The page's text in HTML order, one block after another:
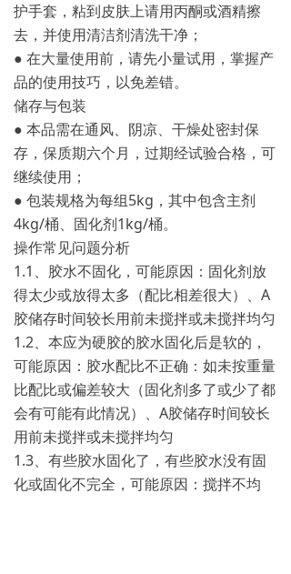
护手套，粘到皮肤上请用丙酮或酒精擦
去，并使用清洁剂清洗干净；
● 在大量使用前，请先小量试用，掌握产
品的使用技巧，以免差错。
储存与包装
● 本品需在通风、阴凉、干燥处密封保
存，保质期六个月，过期经试验合格，可
继续使用；
● 包装规格为每组5kg，其中包含主剂
4kg/桶、固化剂1kg/桶。
操作常见问题分析
1.1、胶水不固化，可能原因：固化剂放
得太少或放得太多（配比相差很大）、A
胶储存时间较长用前未搅拌或未搅拌均匀
1.2、本应为硬胶的胶水固化后是软的，
可能原因：胶水配比不正确：如未按重量
比配比或偏差较大（固化剂多了或少了都
会有可能有此情况）、A胶储存时间较长
用前未搅拌或未搅拌均匀
1.3、有些胶水固化了，有些胶水没有固
化或固化不完全，可能原因：搅拌不均